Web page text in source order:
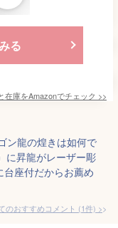
る
在庫をAmazonでチェック >>
ン龍の煌きは如何で
に昇龍がレーザー彫
座付だからお薦め
のおすすめコメント (1件) >